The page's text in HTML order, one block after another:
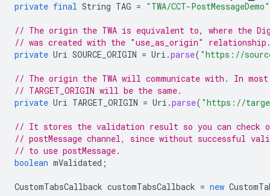
private final String TAG = "TWA/CCT-PostMessageDemo"
// The origin the TWA is equivalent to, where the
// was created with the "use_as_origin"
private Uri SOURCE_ORIGIN = Uri .parse( "https://
// The origin the TWA will communicate with. In most
// TARGET_ORIGIN will be the same.
private Uri TARGET_ORIGIN = Uri .parse( "https://
// It stores the validation result so you can check
// postMessage channel, since without successful
// to use postMessage.
boolean mValidated ;
CustomTabsCallback customTabsCallback = new